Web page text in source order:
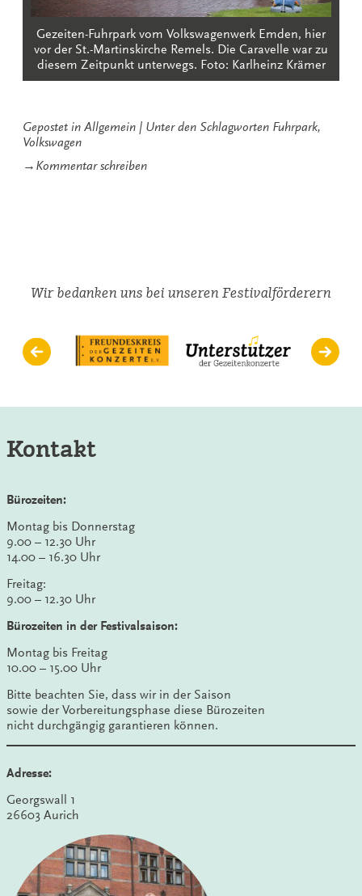
Gezeiten-Fuhrpark vom Volkswagenwerk Emden, hier
vor der St.-Martinskirche Remels. Die Caravelle war zu
diesem Zeitpunkt unterwegs. Foto: Karlheinz Krämer
Gepostet in Allgemein Unter den Schlagworten Fuhrpark,
Volkswagen
→ Kommentar schreibenzu
Wir bedanken uns bei unseren Festivalförderern
Kontakt
Bürozeiten:
Montag bis Donnerstag
9.00 – 12.30 Uhr
14.00 – 16.30 Uhr
Freitag:
9.00 – 12.30 Uhr
Bürozeiten in der Festivalsaison:
Montag bis Freitag
10.00 – 15.00 Uhr
Bitte beachten Sie, dass wir in der Saison
sowie der Vorbereitungsphase diese Bürozeiten
nicht durchgängig garantieren können.
Adresse:
Georgswall 1
26603 Aurich